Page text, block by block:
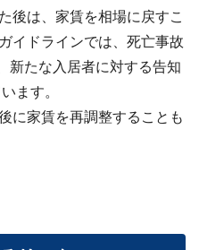
後は、家賃を相場に戻すこ
イドラインでは、死亡事故
新たな入居者に対する告知
ます。
に家賃を再調整することも